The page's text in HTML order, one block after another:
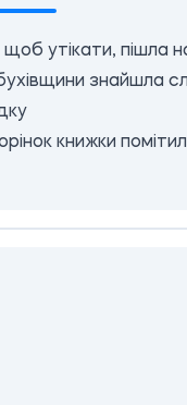
щоб утікати, пішла
знайшла
книжки